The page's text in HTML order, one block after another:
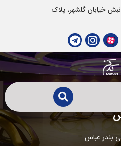
خیابان گلشهر، پلاک
بندر عباس